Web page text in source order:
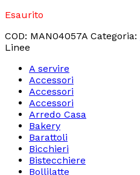
Esaurito
COD: MAN04057A Categoria:
Linee
A servire
Accessori
Accessori
Accessori
Arredo Casa
Bakery
Barattoli
Bicchieri
Bistecchiere
Bollilatte